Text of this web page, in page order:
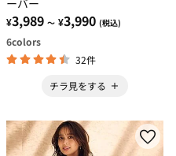
¥3,989 ～ ¥3,990 (税込)
6colors
32件
チラ見をする